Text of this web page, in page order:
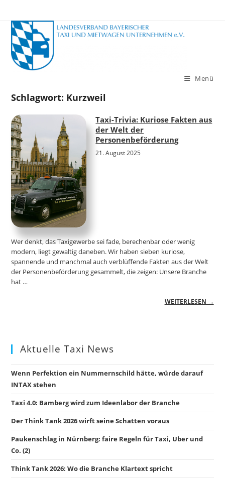
Inhalt
springen
Menü
Schlagwort: Kurzweil
Taxi-Trivia: Kuriose Fakten aus
der Welt der
Personenbeförderung
21. August 2025
Wer denkt, das Taxigewerbe sei fade, berechenbar oder wenig
modern, liegt gewaltig daneben. Wir haben sieben kuriose,
spannende und manchmal auch verblüffende Fakten aus der Welt
der Personenbeförderung gesammelt, die zeigen: Unsere Branche
hat …
WEITERLESEN →
Aktuelle Taxi News
Wenn Perfektion ein Nummernschild hätte, würde darauf
INTAX stehen
Taxi 4.0: Bamberg wird zum Ideenlabor der Branche
Der Think Tank 2026 wirft seine Schatten voraus
Paukenschlag in Nürnberg: faire Regeln für Taxi, Uber und
Co. (2)
Think Tank 2026: Wo die Branche Klartext spricht